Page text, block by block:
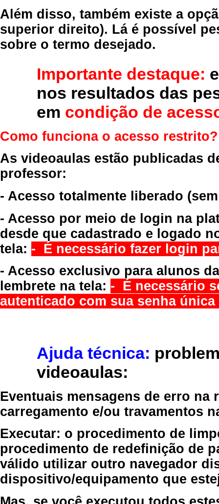
Além disso, também existe a
superior direito). Lá é possível
sobre o termo desejado.
Importante destaque:
nos resultados das
em condição de
Como funciona o acesso restrito?
As videoaulas estão publicadas
professor:
- Acesso totalmente liberado
- Acesso por meio de login na
desde que cadastrado e logado
tela: - É necessário fazer login
- Acesso exclusivo para alunos
lembrete na tela: - É necessário
autenticado com sua senha
Ajuda técnica:
videoaulas:
Eventuais mensagens de erro
carregamento e/ou travamentos
Executar: o procedimento de
procedimento de redefinição de
válido utilizar outro navegador
dispositivo/equipamento que